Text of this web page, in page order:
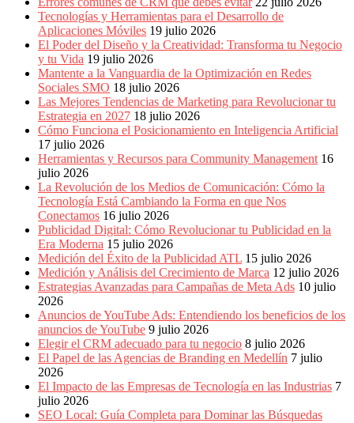
Gente,
Contenidos
Calidad,
Eventos
Marketing,
Mercadotecnia,
Eventos
Publicitarios,
Colecciónes,
Marcas,
Insigns,
Radio,
Creatividad,
SEM,
Free
Press,
Spots,
Comerciales,
Periodismo,
Revistas,
Magazines
BTL,
Tecnologías y Herramientas para el Desarrollo de
Aplicaciones Móviles 19 julio 2026
El Poder del Diseño y la Creatividad: Transforma tu Negocio
y tu Vida 19 julio 2026
Mantente a la Vanguardia de la Optimización en Redes
Sociales SMO 18 julio 2026
Las Mejores Tendencias de Marketing para Revolucionar tu
Estrategia en 2027 18 julio 2026
Cómo Funciona el Posicionamiento en Inteligencia Artificial
17 julio 2026
Herramientas y Recursos para Community Management 16
julio 2026
La Revolución de los Medios de Comunicación: Cómo la
Tecnología Está Cambiando la Forma en que Nos
Conectamos 16 julio 2026
Publicidad Digital: Cómo Revolucionar tu Publicidad en la
Era Moderna 15 julio 2026
Medición del Éxito de la Publicidad ATL 15 julio 2026
Medición y Análisis del Crecimiento de Marca 12 julio 2026
Estrategias Avanzadas para Campañas de Meta Ads 10 julio
2026
Anuncios de YouTube Ads: Entendiendo los beneficios de los
anuncios de YouTube 9 julio 2026
Elegir el CRM adecuado para tu negocio 8 julio 2026
El Papel de las Agencias de Branding en Medellín 7 julio
2026
El Impacto de las Empresas de Tecnología en las Industrias 7
julio 2026
SEO Local: Guía Completa para Dominar las Búsquedas